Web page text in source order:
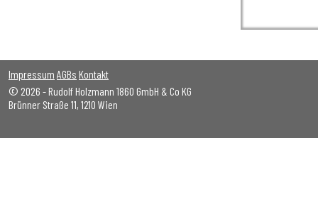
Impressum AGBs Kontakt
© 2026 - Rudolf Holzmann 1860 GmbH & Co KG
Brünner Straße 11, 1210 Wien